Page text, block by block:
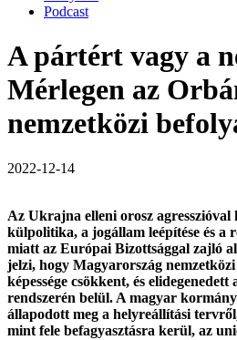
Podcast
A pártért vagy a
Mérlegen az
nemzetközi
2022-12-14
Az Ukrajna elleni orosz agresszióval
külpolitika, a jogállam leépítése és
miatt az Európai Bizottsággal zajló
jelzi, hogy Magyarország nemzetközi
képessége csökkent, és elidegenedett
rendszerén belül. A magyar
állapodott meg a helyreállítási
mint fele befagyasztásra kerül, az